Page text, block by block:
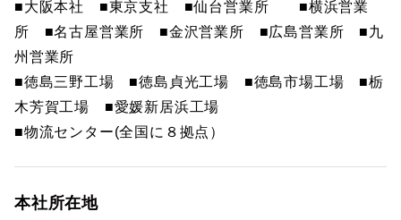
■大阪本社 ■東京支社 ■仙台営業所 ■横浜営業
所 ■名古屋営業所 ■金沢営業所 ■広島営業所 ■九
州営業所
■徳島三野工場 ■徳島貞光工場 ■徳島市場工場 ■栃
木芳賀工場 ■愛媛新居浜工場
■物流センター(全国に８拠点）
本社所在地